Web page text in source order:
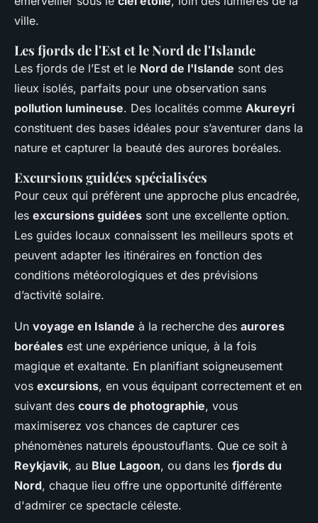
ville.
Les fjords de l'Est et le Nord de l'Islande
Les fjords de l’Est et le Nord de l'Islande sont des
lieux isolés, parfaits pour une observation sans
pollution lumineuse. Des localités comme Akureyri
constituent des bases idéales pour s’aventurer dans la
nature et capturer la beauté des aurores boréales.
Excursions guidées spécialisées
Pour ceux qui préfèrent une approche plus encadrée,
les excursions guidées sont une excellente option.
Les guides locaux connaissent les meilleurs spots et
peuvent adapter les itinéraires en fonction des
conditions météorologiques et des prévisions
d’activité solaire.
Un voyage en Islande à la recherche des aurores
boréales est une expérience unique, à la fois
magique et exaltante. En planifiant soigneusement
vos excursions, en vous équipant correctement et en
suivant des cours de photographie, vous
maximiserez vos chances de capturer ces
phénomènes naturels époustouflants. Que ce soit à
Reykjavik, au Blue Lagoon, ou dans les fjords du
Nord, chaque lieu offre une opportunité différente
d'admirer ce spectacle céleste.